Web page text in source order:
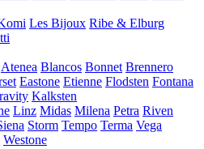
Les Bijoux Ribe & Elburg
Atenea Blancos Bonnet Brennero
Eastone Etienne Flodsten Fontana
Kalksten
Linz Midas Milena Petra Riven
Storm Tempo Terma Vega
Westone